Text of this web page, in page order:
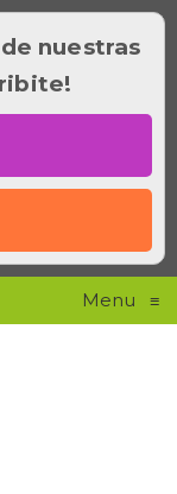
nuestras
Menu ≡